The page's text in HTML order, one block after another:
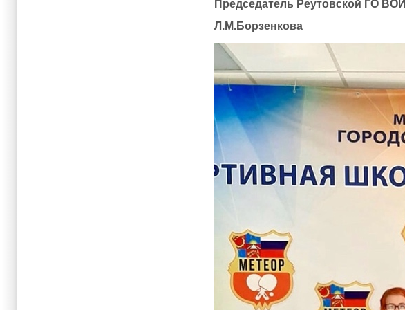
Председатель Реутовской ГО ВОИ
Л.М.Борзенкова